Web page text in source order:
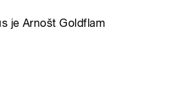
je Arnošt Goldflam